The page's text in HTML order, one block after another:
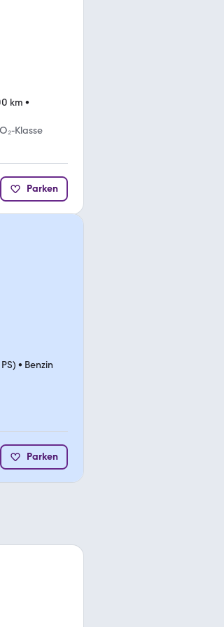
km •
Klasse
Parken
• Benzin
Parken